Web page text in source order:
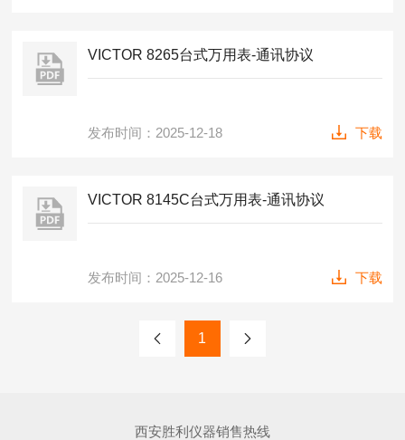
VICTOR 8265台式万用表-通讯协议
发布时间：2025-12-18 下载
VICTOR 8145C台式万用表-通讯协议
发布时间：2025-12-16 下载
1
西安胜利仪器销售热线